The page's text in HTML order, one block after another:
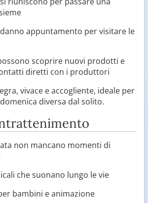
appuntamento per visitare le
scoprire nuovi prodotti e
diretti con i produttori
vivace e accogliente, ideale per
diversa dal solito.
non mancano momenti di
che suonano lungo le vie
bambini e animazione